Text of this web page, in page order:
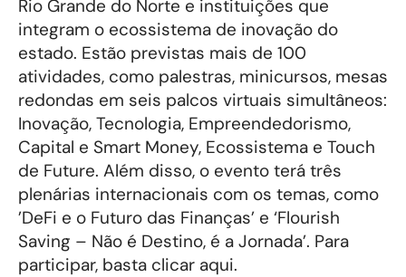
Rio Grande do Norte e instituições que
integram o ecossistema de inovação do
estado. Estão previstas mais de 100
atividades, como palestras, minicursos, mesas
redondas em seis palcos virtuais simultâneos:
Inovação, Tecnologia, Empreendedorismo,
Capital e Smart Money, Ecossistema e Touch
de Future. Além disso, o evento terá três
plenárias internacionais com os temas, como
’DeFi e o Futuro das Finanças’ e ‘Flourish
Saving – Não é Destino, é a Jornada’. Para
participar, basta clicar aqui.